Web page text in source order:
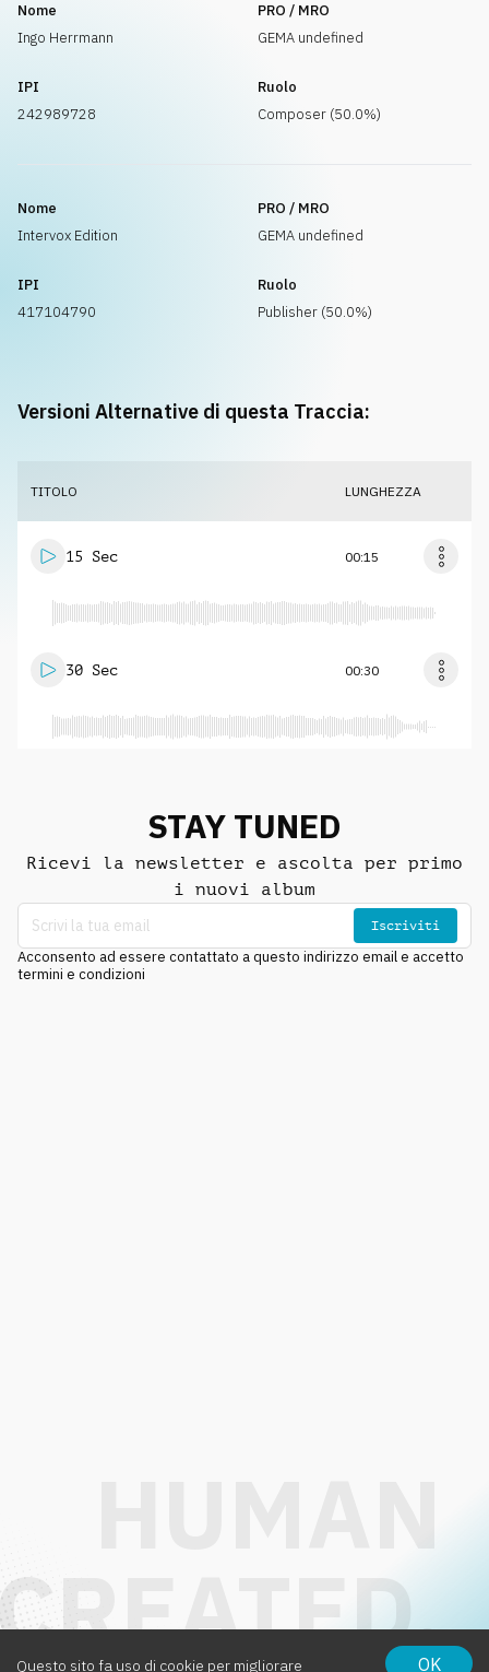
Nome
Ingo Herrmann
PRO / MRO
GEMA undefined
IPI
242989728
Ruolo
Composer (50.0%)
Nome
Intervox Edition
PRO / MRO
GEMA undefined
IPI
417104790
Ruolo
Publisher (50.0%)
Versioni Alternative di questa Traccia:
TITOLO LUNGHEZZA
15 Sec 00:15
30 Sec 00:30
STAY TUNED
Ricevi la newsletter e ascolta per primo
i nuovi album
Iscriviti
Acconsento ad essere contattato a questo indirizzo email e accetto
termini e condizioni
Questo sito fa uso di cookie per migliorare
OK